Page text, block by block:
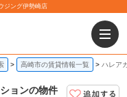
ジング伊勢崎店
高崎市の賃貸情報一覧 ハレア
ョンの物件